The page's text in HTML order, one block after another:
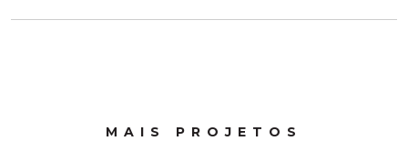
MAIS PROJETOS